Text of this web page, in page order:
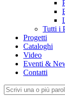
Tutti i
Progetti
Cataloghi
Video
Eventi &
Contatti